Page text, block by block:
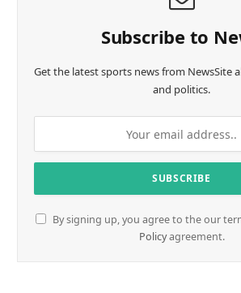
Subscribe to
Get the latest sports news from NewsSite
and politics.
By signing up, you agree to the our
Policyagreement.